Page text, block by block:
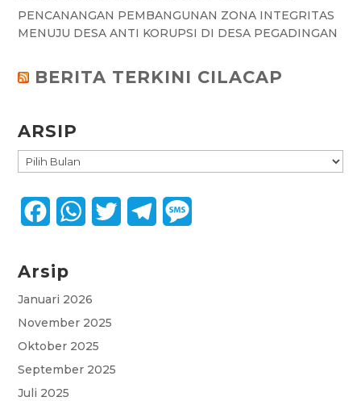
PENCANANGAN PEMBANGUNAN ZONA INTEGRITAS
MENUJU DESA ANTI KORUPSI DI DESA PEGADINGAN
BERITA TERKINI CILACAP
ARSIP
ARSIP
c
e
b
o
W
t
s
T
Arsip
Januari 2026
November 2025
Oktober 2025
September 2025
Juli 2025